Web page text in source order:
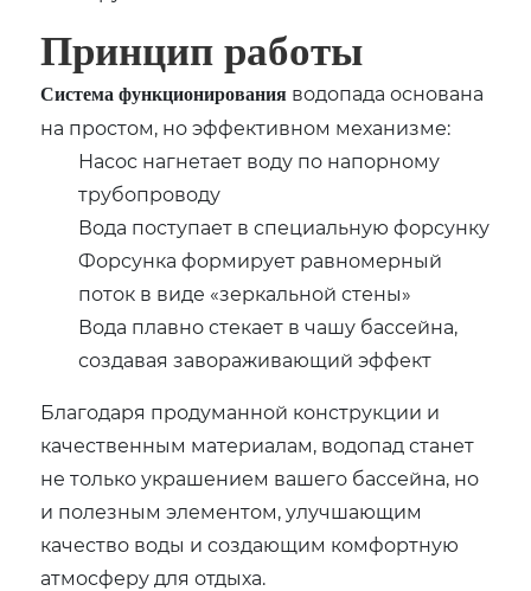
Принцип работы
Система функционирования водопада основана
на простом, но эффективном механизме:
Насос нагнетает воду по напорному
трубопроводу
Вода поступает в специальную форсунку
Форсунка формирует равномерный
поток в виде «зеркальной стены»
Вода плавно стекает в чашу бассейна,
создавая завораживающий эффект
Благодаря продуманной конструкции и
качественным материалам, водопад станет
не только украшением вашего бассейна, но
и полезным элементом, улучшающим
качество воды и создающим комфортную
атмосферу для отдыха.